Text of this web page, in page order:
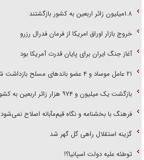
۱.۸میلیون زائر اربعین به کشور بازگشتند
خروج بازار اوراق امریکا از فرمان فدرال رزرو
آغاز جنگ ایران برای پایان قدرت آمریکا بود
۲۱ عامل موساد و ۴ عضو باند‌های مسلح بازداشت شدند
بازگشت یک میلیون و ۹۷۴ هزار زائر اربعین به کشور
فرهنگ با بخشنامه و نگاه قیم‌مآبانه اصلاح نمی‌شود
گزینه استقلال راهی گل گهر شد
توطئه علیه دولت اسپانیا؟!